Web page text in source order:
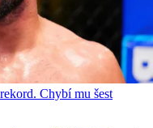
Chybí mu šest